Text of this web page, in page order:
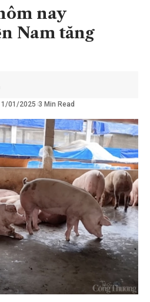
nay
Nam tăng
01/2025 3 Min Read